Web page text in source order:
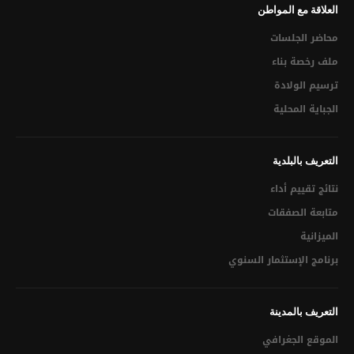
مضمـــــــــــــــون ( ولادة – زواج – وفاة)
استخراج الدفتر العائلي لأول مرة
استخراج نظير من الدفتر العائلي (للزوجــــة المطلقـــــة مــا لـــم
تتــــــــزوج ثانيــــــــة أو الأرملــــــة)
البناء والعمران
ملف رخصة بناء
رخص البناء
رخصة ربط بشبكة الماء و الكهرباء
رخصة ربط بشبكة التطهير
العلاقة مع المواطن
محاضر الجلسات
ملف رخصة بناء
ترسيم الولادة
الجباية المحلية
التعريف بالبلدية
نتائج تقييم أداء
متابعة الصفقات
الميزانية
برنامج الإستثمار السنوي
التعريف بالمدينة
الموقع الجغرافي